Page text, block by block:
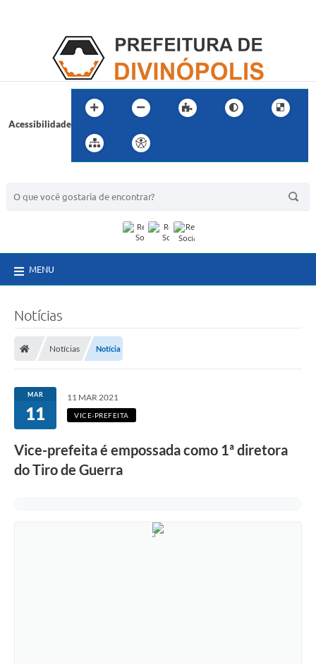
Acessibilidade
MENU
Notícias
Notícias Notícia
MAR
11
11 MAR 2021
VICE-PREFEITA
Vice-prefeita é empossada como 1ª diretora
do Tiro de Guerra